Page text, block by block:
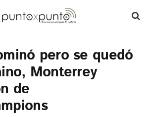
pero se quedó
Monterrey
de